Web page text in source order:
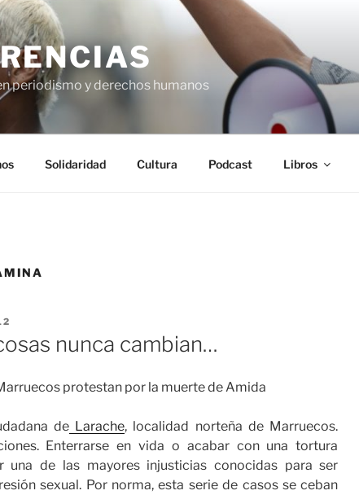
periodismo y derechos humanos
Solidaridad Cultura Podcast Libros
nunca cambian…
deLarache, localidad norteña de Marruecos.
Enterrarse en vida o acabar con una tortura
una de las mayores injusticias conocidas para ser
sexual. Por norma, esta serie de casos se ceban